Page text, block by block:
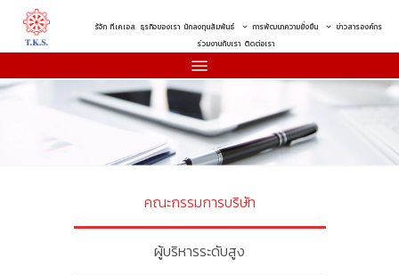
รู้จัก ที.เค.เอส. ธุรกิจของเรา นักลงทุนสัมพันธ์ การพัฒนาความยั่งยืน
ข่าวสารองค์กร
ร่วมงานกับเรา ติดต่อเรา
คณะกรรมการบริษัท
ผู้บริหารระดับสูง